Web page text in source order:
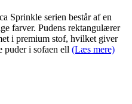
Sprinkle serien består af en
farver. Pudens rektangulærer
i premium stof, hvilket giver
puder i sofaen ell (Læs mere)